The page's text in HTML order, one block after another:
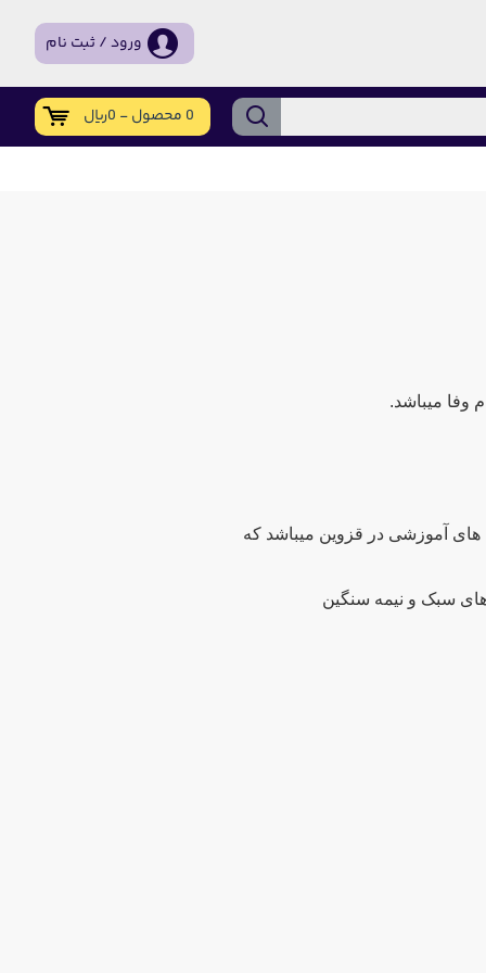
ورود / ثبت نام
0 محصول - 0ریال
وفا میباشد.
های آموزشی در قزوین میباشد که
های سبک و نیمه سنگین